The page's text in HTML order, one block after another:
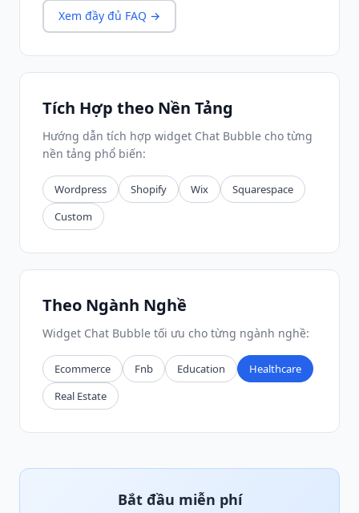
Xem đầy đủ FAQ →
Tích Hợp theo Nền Tảng
Hướng dẫn tích hợp widget Chat Bubble cho từng
nền tảng phổ biến:
Wordpress Shopify Wix
Squarespace
Custom
Theo Ngành Nghề
Widget Chat Bubble tối ưu cho từng ngành nghề:
Ecommerce Fnb Education
Healthcare
Real Estate
Bắt đầu miễn phí